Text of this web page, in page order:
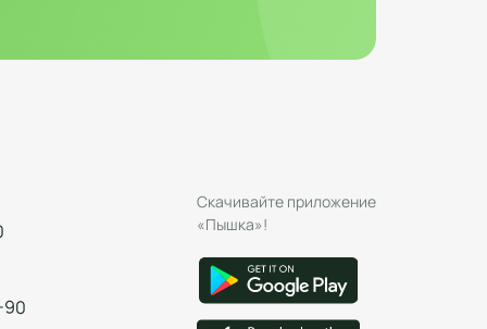
90
Скачивайте приложение
«Пышка»!